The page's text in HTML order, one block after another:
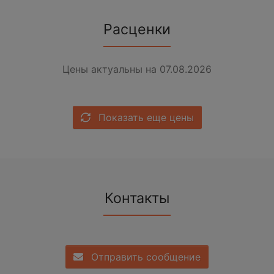
Расценки
Цены актуальны на 07.08.2026
Показать еще цены
Контакты
Отправить сообщение